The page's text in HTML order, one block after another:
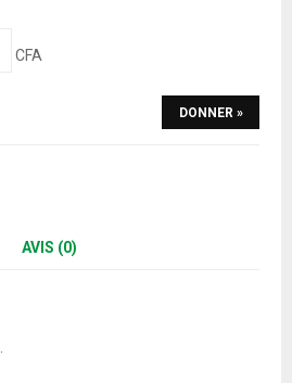
CFA
DONNER »
AVIS (0)